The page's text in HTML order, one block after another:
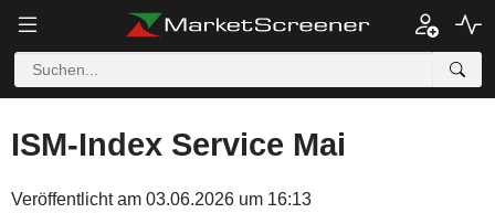
ISM-Index Service Mai
Veröffentlicht am 03.06.2026 um 16:13